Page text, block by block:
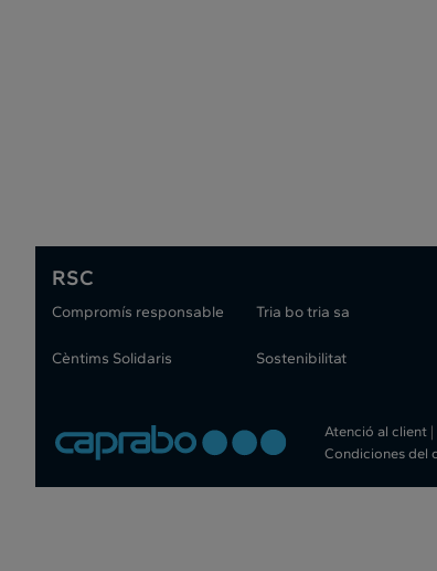
RSC
Compromís responsable
Cèntims Solidaris
Tria bo tria sa
Sostenibilitat
Atenció al client |
Condiciones del